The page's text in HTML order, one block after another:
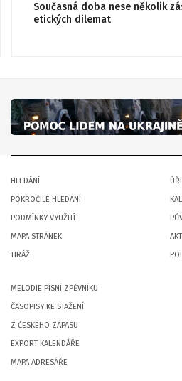
Současná doba nese několik
etických dilemat
HLEDÁNÍ
POKROČILÉ HLEDÁNÍ
PODMÍNKY VYUŽITÍ
MAPA STRÁNEK
TIRÁŽ
MELODIE PÍSNÍ ZPĚVNÍKU
ČASOPISY KE STAŽENÍ
Z ČESKÉHO ZÁPASU
EXPORT KALENDÁŘE
MAPA ADRESÁŘE